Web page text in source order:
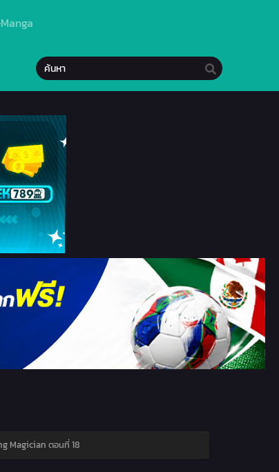
Magician ตอนที่ 18